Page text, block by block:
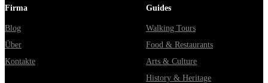
Firma
Blog
Über
Kontakte
Guides
Walking Tours
Food & Restaurants
Arts & Culture
History & Heritage